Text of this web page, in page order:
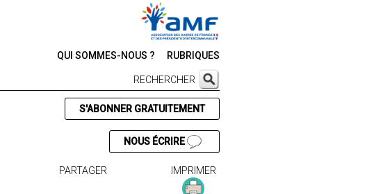
QUI SOMMES-NOUS ? RUBRIQUES
RECHERCHER
S'ABONNER GRATUITEMENT
NOUS ÉCRIRE
PARTAGER IMPRIMER